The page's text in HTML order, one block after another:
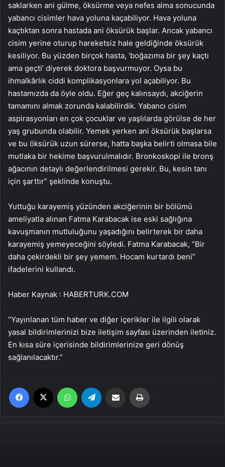
saklarken ani gülme, öksürme veya nefes alma sonucunda
yabancı cisimler hava yoluna kaçabiliyor. Hava yoluna
kaçtıktan sonra hastada ani öksürük başlar. Ancak yabancı
cisim yerine oturup hareketsiz hale geldiğinde öksürük
kesiliyor. Bu yüzden birçok hasta, ‘boğazıma bir şey kaçtı
ama geçti’ diyerek doktora başvurmuyor. Oysa bu
ihmalkârlık ciddi komplikasyonlara yol açabiliyor. Bu
hastamızda da öyle oldu. Eğer geç kalınsaydı, akciğerin
tamamını almak zorunda kalabilirdik. Yabancı cisim
aspirasyonları en çok çocuklar ve yaşlılarda görülse de her
yaş grubunda olabilir. Yemek yerken ani öksürük başlarsa
ve bu öksürük uzun sürerse, hatta başka belirti olmasa bile
mutlaka bir hekime başvurulmalıdır. Bronkoskopi ile bronş
ağacının detaylı değerlendirilmesi gerekir. Bu, kesin tanı
için şarttır” şeklinde konuştu.
Yuttuğu karayemiş yüzünden akciğerinin bir bölümü
ameliyatla alınan Fatma Karabacak ise eski sağlığına
kavuşmanın mutluluğunu yaşadığını belirterek bir daha
karayemiş yemeyeceğini söyledi. Fatma Karabacak, “Bir
daha çekirdekli bir şey yemem. Hocam kurtardı beni”
ifadelerini kullandı.
Haber Kaynak : HABERTURK.COM
“Yayınlanan tüm haber ve diğer içerikler ile ilgili olarak
yasal bildirimlerinizi bize iletişim sayfası üzerinden iletiniz.
En kısa süre içerisinde bildirimlerinize geri dönüş
sağlanılacaktır.”
Facebook WhatsApp Email'den paylaş